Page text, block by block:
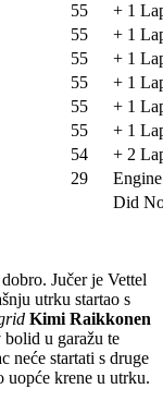
55
+ 1
55
+ 1
55
+ 1
55
+ 1
55
+ 1
55
+ 1
54
+ 2
29
Engine
Did
Jučer je Vettel
utrku startao s
Kimi Raikkonen
u garažu te
neće startati s druge
uopće krene u utrku.